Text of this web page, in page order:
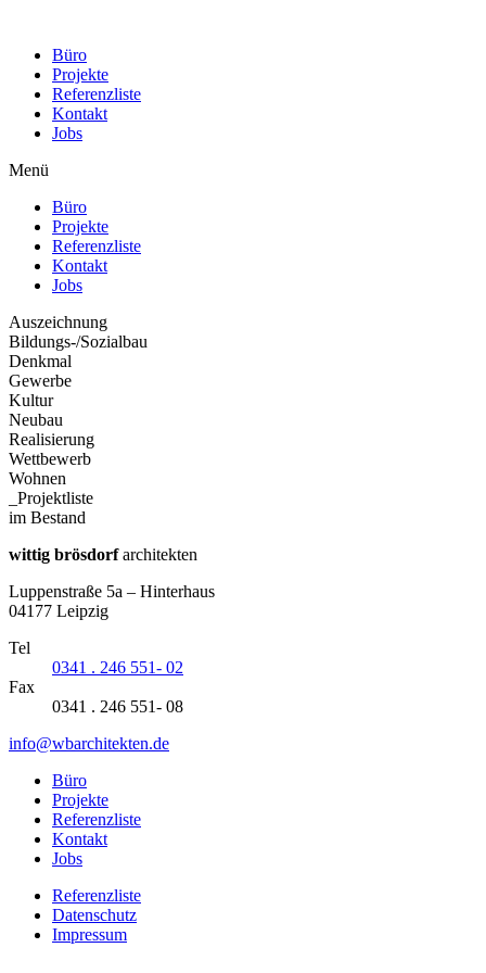
Büro
Projekte
Referenzliste
Kontakt
Jobs
Menü
Büro
Projekte
Referenzliste
Kontakt
Jobs
Auszeichnung
Bildungs-/Sozialbau
Denkmal
Gewerbe
Kultur
Neubau
Realisierung
Wettbewerb
Wohnen
_Projektliste
im Bestand
wittig brösdorfarchitekten
Luppenstraße 5a – Hinterhaus
04177 Leipzig
Tel
0341 . 246 551- 02
Fax
0341 . 246 551- 08
info@wbarchitekten.de
Büro
Projekte
Referenzliste
Kontakt
Jobs
Referenzliste
Datenschutz
Impressum